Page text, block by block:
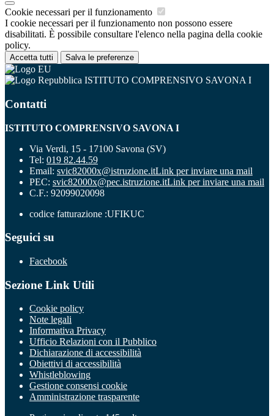
Cookie necessari per il funzionamento
I cookie necessari per il funzionamento non possono essere
disabilitati. È possibile consultare l'elenco nella pagina della cookie
policy.
Accetta tutti Salva le preferenze
ISTITUTO COMPRENSIVO SAVONA I
Contatti
ISTITUTO COMPRENSIVO SAVONA I
Via Verdi, 15 - 17100 Savona (SV)
Tel: 019 82.44.59
Email: svic82000x@istruzione.itLink per inviare una mail
PEC: svic82000x@pec.istruzione.itLink per inviare una mail
C.F.: 92099020098
codice fatturazione :UFIKUC
Seguici su
Facebook
Sezione Link Utili
Cookie policy
Note legali
Informativa Privacy
Ufficio Relazioni con il Pubblico
Dichiarazione di accessibilità
Obiettivi di accessibilità
Whistleblowing
Gestione consensi cookie
Amministrazione trasparente